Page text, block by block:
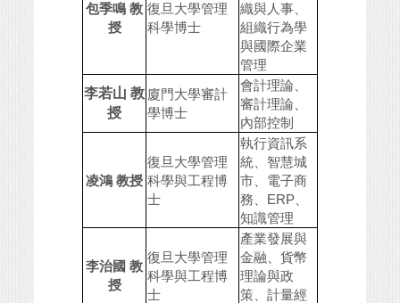
包季鳴 教
授
復旦大學管理
科學博士
織與人事、
組織行為學
與國際企業
管理
李若山 教
授
廈門大學審計
學博士
會計理論、
審計理論、
內部控制
凌鴻 教授
復旦大學管理
科學與工程博
士
執行資訊系
統、智慧城
市、電子商
務、ERP、
知識管理
李治國 教
授
復旦大學管理
科學與工程博
士
產業發展與
金融、貨幣
理論與政
策、計量經